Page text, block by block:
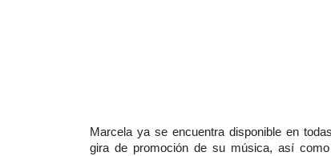
Marcela ya se encuentra disponible en
gira de promoción de su música, así